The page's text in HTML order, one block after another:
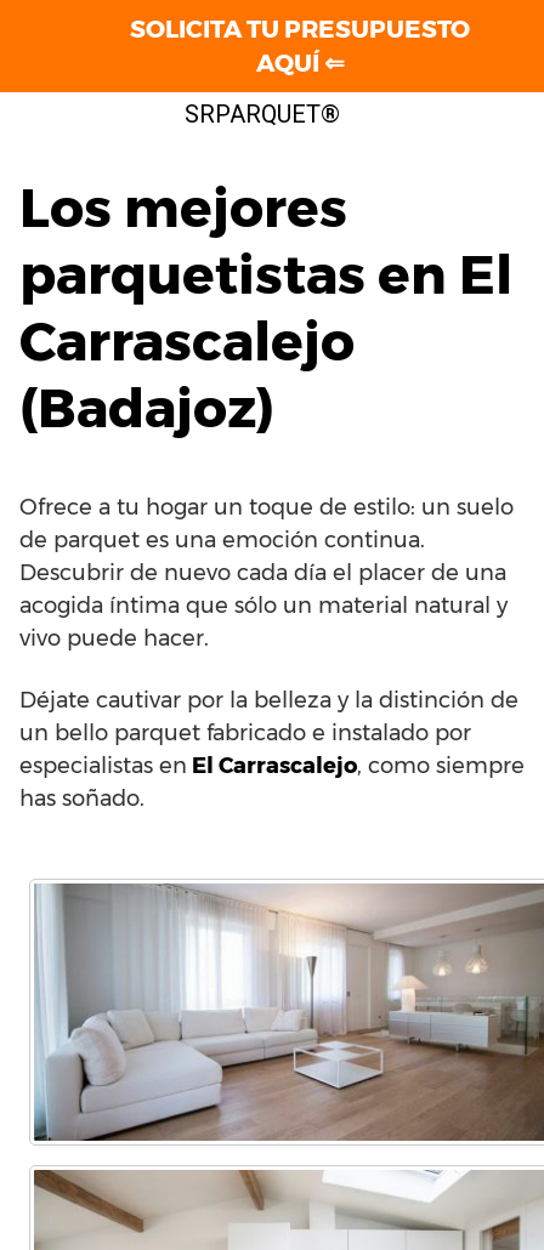
SRPARQUET®
Los mejores
parquetistas en El
Carrascalejo
(Badajoz)
Ofrece a tu hogar un toque de estilo: un suelo
de parquet es una emoción continua.
Descubrir de nuevo cada día el placer de una
acogida íntima que sólo un material natural y
vivo puede hacer.
Déjate cautivar por la belleza y la distinción de
un bello parquet fabricado e instalado por
especialistas en El Carrascalejo, como siempre
has soñado.
SOLICITA TU PRESUPUESTO
AQUÍ ⇐